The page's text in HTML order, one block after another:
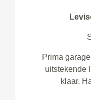
Prima
uitstekende
klaar.